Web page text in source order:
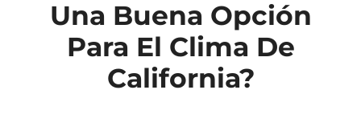
Una Buena Opción
Para El Clima De
California?